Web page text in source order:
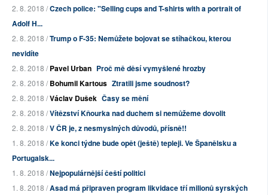
2. 8. 2018 /Czech police: "Selling cups and T-shirts with a portrait of
Adolf H...
2. 8. 2018 /Trump o F-35: Nemůžete bojovat se stíhačkou, kterou
nevidíte
2. 8. 2018 /Pavel Urban Proč mě děsí vymyšlené hrozby
2. 8. 2018 /Bohumil Kartous Ztratili jsme soudnost?
2. 8. 2018 /Václav Dušek Časy se mění
2. 8. 2018 /Vítězství Kňourka nad duchem si nemůžeme dovolit
2. 8. 2018 /V ČR je, z nesmyslných důvodů, přísně!!
1. 8. 2018 /Ke konci týdne bude opět (ještě) tepleji. Ve Španělsku a
Portugalsk...
1. 8. 2018 /Nejpopulárnější čeští politici
1. 8. 2018 /Asad má připraven program likvidace tří milionů syrských